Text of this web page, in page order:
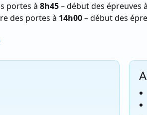
portes à 8h45– début des épreuves à
des portes à 14h00– début des